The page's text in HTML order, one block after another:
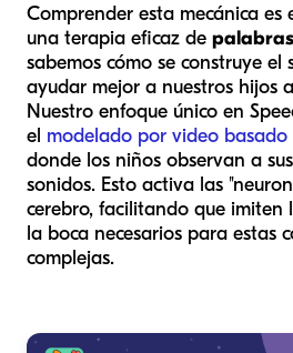
Comprender esta mecánica es
una terapia eficaz de
sabemos cómo se construye el
ayudar mejor a nuestros hijos
Nuestro enfoque único en
el modelado por video
donde los niños observan a
sonidos. Esto activa las
cerebro, facilitando que imiten
la boca necesarios para estas
complejas.